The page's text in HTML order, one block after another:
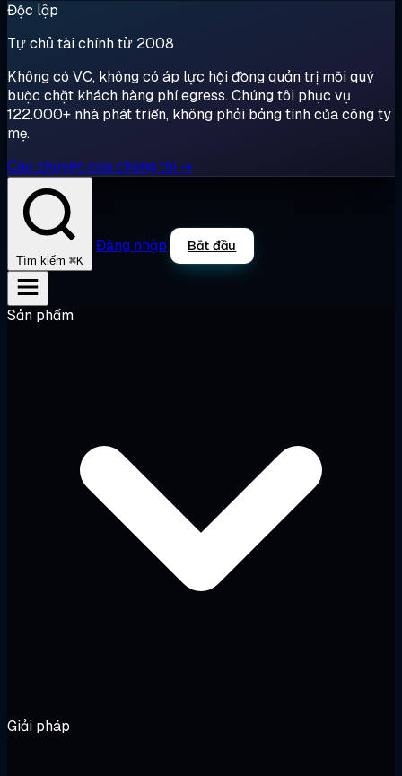
Độc lập
Tự chủ tài chính từ 2008
Không có VC, không có áp lực hội đồng quản trị mỗi quý
buộc chặt khách hàng phí egress. Chúng tôi phục vụ
122.000+ nhà phát triển, không phải bảng tính của công ty
mẹ.
Câu chuyện của chúng tôi →
Tìm kiếm ⌘K
Đăng nhập Bắt đầu
Sản phẩm
Giải pháp